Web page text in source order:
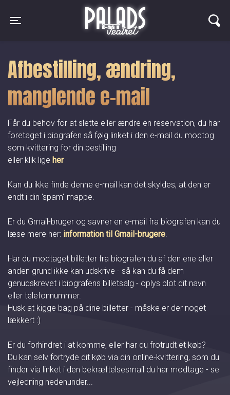
Toggle navigation
Palads Teatret
Afbestilling, ændring,
manglende e-mail
Får du behov for at slette eller ændre en reservation, du har
foretaget i biografen så følg linket i den e-mail du modtog
som kvittering for din bestilling
eller klik lige her
Kan du ikke finde denne e-mail kan det skyldes, at den er
endt i din 'spam'-mappe.
Er du Gmail-bruger og savner en e-mail fra biografen kan du
læse mere her: information til Gmail-brugere.
Har du modtaget billetter fra biografen du af den ene eller
anden grund ikke kan udskrive - så kan du få dem
genudskrevet i biografens billetsalg - oplys blot dit navn
eller telefonnummer.
Husk at kigge bag på dine billetter - måske er der noget
lækkert :)
Er du forhindret i at komme, eller har du frotrudt et køb?
Du kan selv fortryde dit køb via din online-kvittering, som du
finder via linket i den bekræftelsesmail du har modtage - se
vejledning nedenunder...